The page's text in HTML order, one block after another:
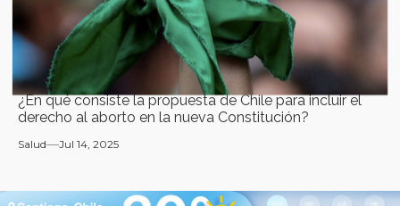
¿En qué consiste la propuesta de Chile para incluir el
derecho al aborto en la nueva Constitución?
Salud Jul 14, 2025